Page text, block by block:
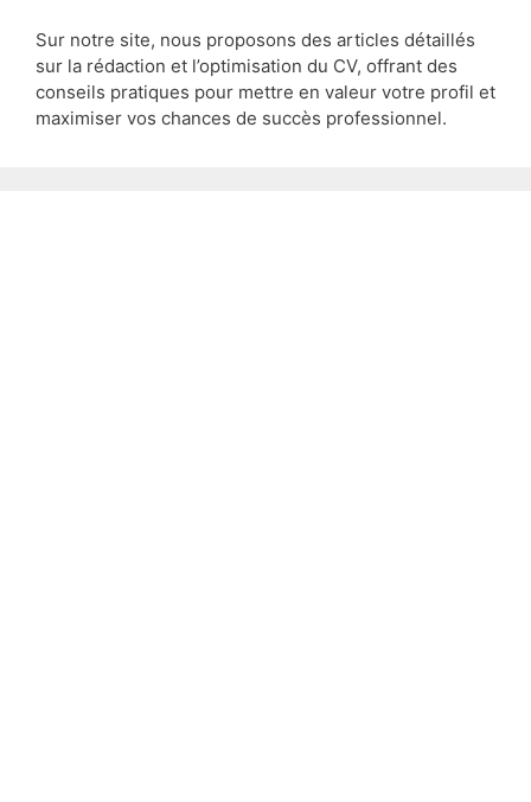
Sur notre site, nous proposons des articles détaillés
sur la rédaction et l’optimisation du CV, offrant des
conseils pratiques pour mettre en valeur votre profil et
maximiser vos chances de succès professionnel.